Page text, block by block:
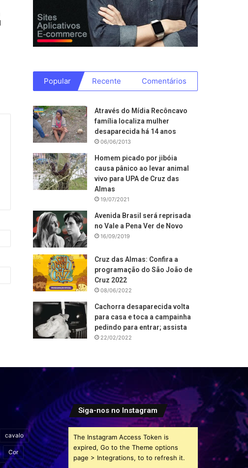
Popular Recente Comentários
Através do Mídia Recôncavo
família localiza mulher
desaparecida há 14 anos
06/06/2013
Homem picado por jibóia
causa pânico ao levar animal
vivo para UPA de Cruz das
Almas
19/07/2021
Avenida Brasil será reprisada
no Vale a Pena Ver de Novo
16/09/2019
Cruz das Almas: Confira a
programação do São João de
Cruz 2022
08/06/2022
Cachorra desaparecida volta
para casa e toca a campainha
pedindo para entrar; assista
22/02/2022
cavalo
Cor
Siga-nos no Instagram
The Instagram Access Token is
expired, Go to the Theme options
page > Integrations, to to refresh it.